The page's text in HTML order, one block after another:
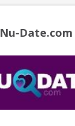
Nu-Date.com